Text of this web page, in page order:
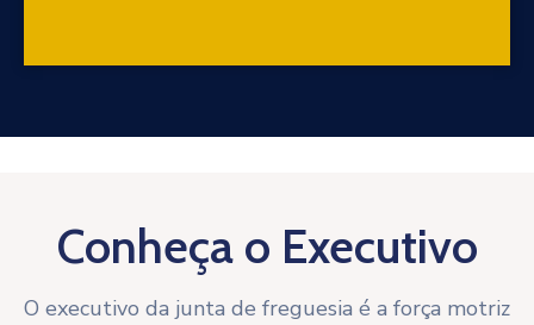
Conheça o Executivo
O executivo da junta de freguesia é a força motriz